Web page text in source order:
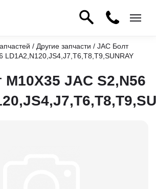
/ Другие запчасти / JAC Болт
LD1A2,N120,JS4,J7,T6,T8,T9,SUNRAY
JAC S2,N56